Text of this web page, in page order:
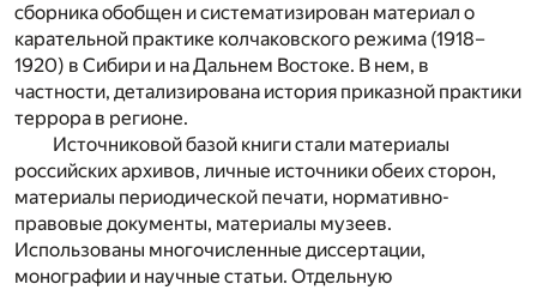
сборника обобщен и систематизирован материал о
карательной практике колчаковского режима (1918–
1920) в Сибири и на Дальнем Востоке. В нем, в
частности, детализирована история приказной практики
террора в регионе.
Источниковой базой книги стали материалы
российских архивов, личные источники обеих сторон,
материалы периодической печати, нормативно-
правовые документы, материалы музеев.
Использованы многочисленные диссертации,
монографии и научные статьи. Отдельную